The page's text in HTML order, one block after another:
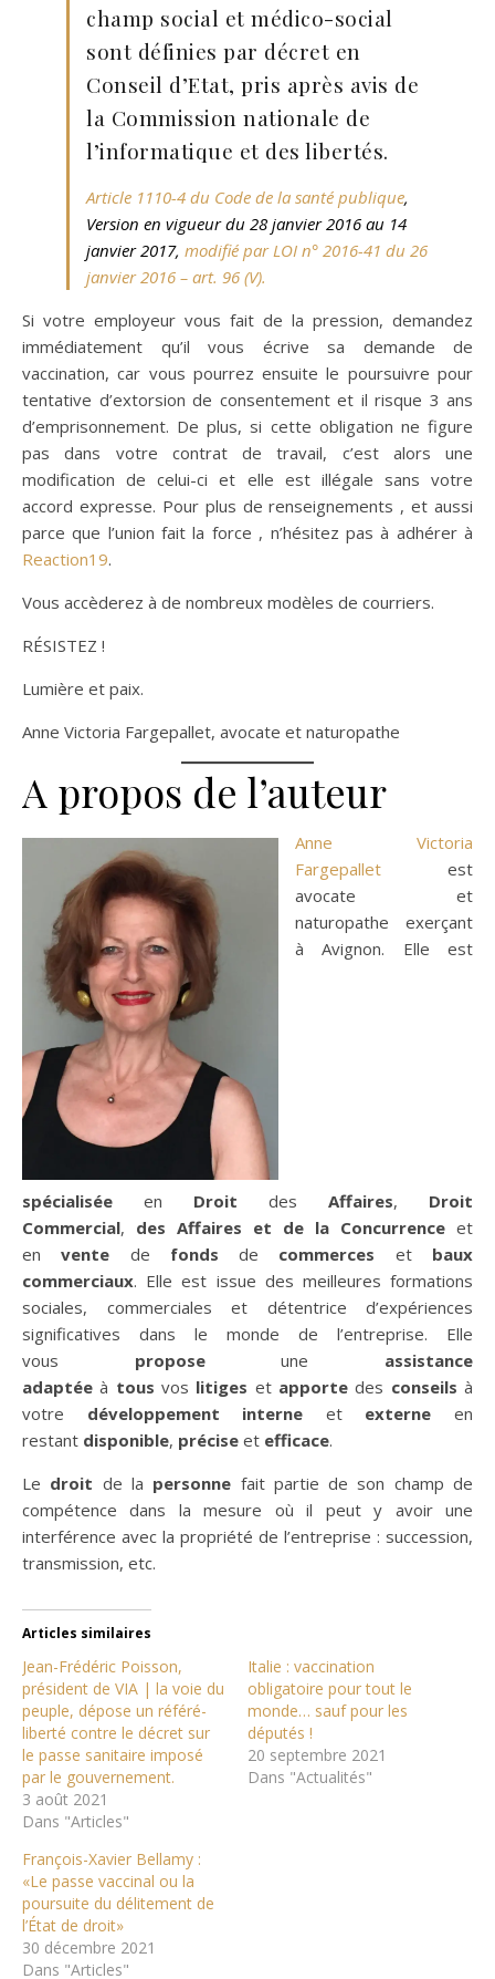
champ social et médico-social
sont définies par décret en
Conseil d’Etat, pris après avis de
la Commission nationale de
l’informatique et des libertés.
Article 1110-4 du Code de la santé publique,
Version en vigueur du 28 janvier 2016 au 14
janvier 2017, modifié par LOI n° 2016-41 du 26
janvier 2016 – art. 96 (V).
Si votre employeur vous fait de la pression, demandez
immédiatement qu’il vous écrive sa demande de
vaccination, car vous pourrez ensuite le poursuivre pour
tentative d’extorsion de consentement et il risque 3 ans
d’emprisonnement. De plus, si cette obligation ne figure
pas dans votre contrat de travail, c’est alors une
modification de celui-ci et elle est illégale sans votre
accord expresse. Pour plus de renseignements , et aussi
parce que l’union fait la force , n’hésitez pas à adhérer à
Reaction19.
Vous accèderez à de nombreux modèles de courriers.
RÉSISTEZ !
Lumière et paix.
Anne Victoria Fargepallet, avocate et naturopathe
A propos de l’auteur
Anne Victoria
Fargepallet est
avocate et
naturopathe exerçant
à Avignon. Elle est
spécialisée en Droit des Affaires, Droit
Commercial, des Affaires et de la Concurrence et
envente de fondsde commerces et baux
commerciaux. Elle est issue des meilleures formations
sociales, commerciales et détentrice d’expériences
significatives dans le monde de l’entreprise. Elle
vous proposeune assistance
adaptéeà tousvos litiges et apportedes conseilsà
votre développement interne et externeen
restant disponible, précise et efficace.
Le droit de la personne fait partie de son champ de
compétence dans la mesure où il peut y avoir une
interférence avec la propriété de l’entreprise : succession,
transmission, etc.
Articles similaires
Jean-Frédéric Poisson,
président de VIA | la voie du
peuple, dépose un référé-
liberté contre le décret sur
le passe sanitaire imposé
par le gouvernement.
3 août 2021
Dans "Articles"
Italie : vaccination
obligatoire pour tout le
monde… sauf pour les
députés !
20 septembre 2021
Dans "Actualités"
François-Xavier Bellamy :
«Le passe vaccinal ou la
poursuite du délitement de
l’État de droit»
30 décembre 2021
Dans "Articles"